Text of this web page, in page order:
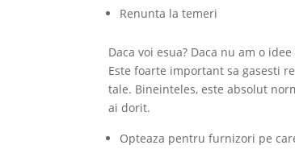
Renunta la temeri
Daca voi esua? Daca nu am o
Este foarte important sa gasesti
tale. Bineinteles, este absolut
ai dorit.
Opteaza pentru furnizori pe